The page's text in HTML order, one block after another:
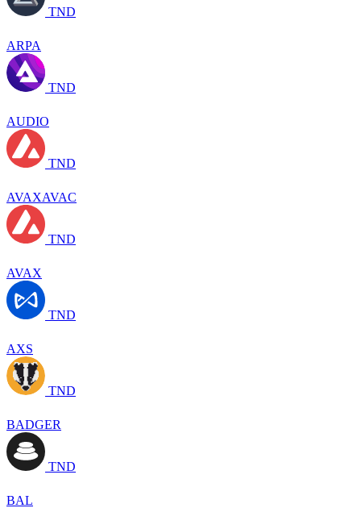
TND
ARPA
TND
AUDIO
TND
AVAXAVAC
TND
AVAX
TND
AXS
TND
BADGER
TND
BAL